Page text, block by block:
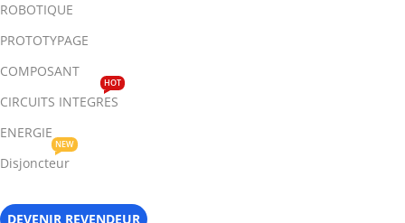
ROBOTIQUE
PROTOTYPAGE
COMPOSANT
CIRCUITS INTEGRES
HOT
ENERGIE
Disjoncteur
NEW
DEVENIR REVENDEUR